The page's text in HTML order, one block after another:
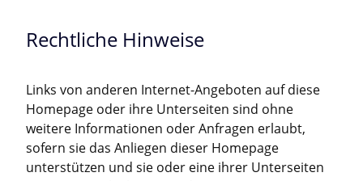
Rechtliche Hinweise
Links von anderen Internet-Angeboten auf diese
Homepage oder ihre Unterseiten sind ohne
weitere Informationen oder Anfragen erlaubt,
sofern sie das Anliegen dieser Homepage
unterstützen und sie oder eine ihrer Unterseiten